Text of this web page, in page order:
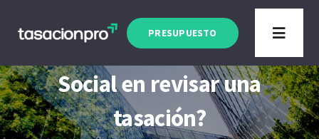
Toggle
Tipo de Inmueble
Finalidad
PRESUPUESTO
¿Cuánto tarda la Seguridad
Social en revisar una
tasación?